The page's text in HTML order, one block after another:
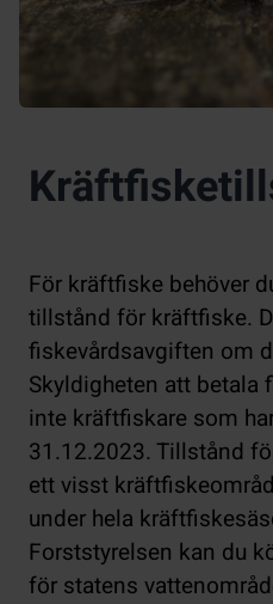
För kräftfiske behöver
tillstånd för kräftfiske.
fiskevårdsavgiften om
Skyldigheten att betala
inte kräftfiskare som
31.12.2023. Tillstånd
ett visst
under hela
Forststyrelsen kan du
för statens